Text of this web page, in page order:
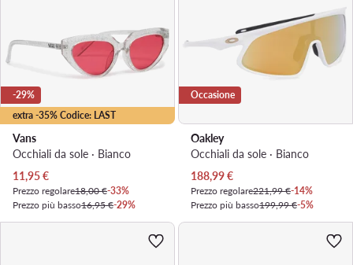
extra -35% Codice: LAST
-29%
Vans
Occhiali da sole · Bianco
Prezzo attuale
11,95€
Prezzo regolare18,00 €-33%
Prezzo più basso16,95 €-29%
Occasione
Oakley
Occhiali da sole · Bianco
Prezzo attuale
188,99€
Prezzo regolare221,99 €-14%
Prezzo più basso199,99 €-5%